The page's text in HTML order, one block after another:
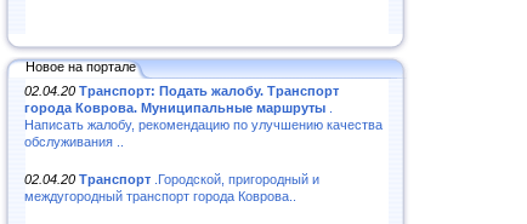
Новое на портале
02.04.20 Транспорт: Подать жалобу. Транспорт
города Коврова. Муниципальные маршруты
Написать жалобу, рекомендацию по улучшению качества
обслуживания ..
02.04.20 Транспорт .Городской, пригородный и
междугородный транспорт города Коврова..